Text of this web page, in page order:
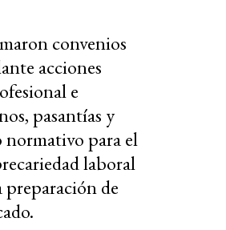
convenios
acciones
e
pasantías y
normativo para el
laboral
preparación de